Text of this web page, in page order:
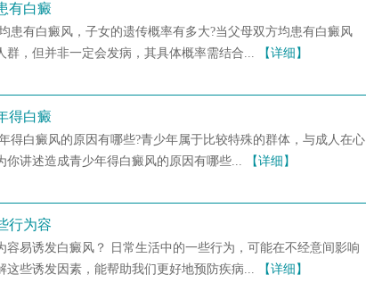
有白癜
患有白癜风，子女的遗传概率有多大?当父母双方均患有白癜风
群，但并非一定会发病，其具体概率需结合...
【详细】
得白癜
得白癜风的原因有哪些?青少年属于比较特殊的群体，与成人在心
讲述造成青少年得白癜风的原因有哪些...
【详细】
行为容
易诱发白癜风？ 日常生活中的一些行为，可能在不经意间影响
些诱发因素，能帮助我们更好地预防疾病...
【详细】